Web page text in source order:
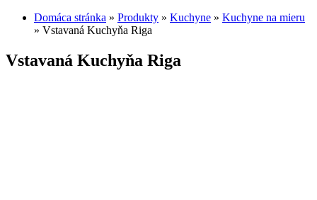
Domáca stránka » Produkty » Kuchyne » Kuchyne na mieru
» Vstavaná Kuchyňa Riga
Vstavaná Kuchyňa Riga